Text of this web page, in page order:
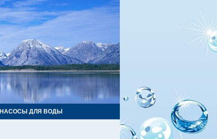
НАСОСЫ ДЛЯ ВОДЫ